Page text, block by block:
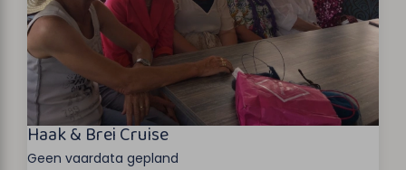
Haak & Brei Cruise
Geen vaardata gepland